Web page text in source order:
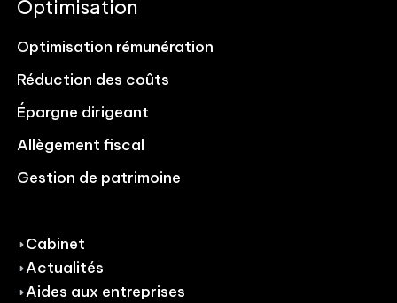
Optimisation
Optimisation rémunération
Réduction des coûts
Épargne dirigeant
Allègement fiscal
Gestion de patrimoine
Cabinet
Actualités
Aides aux entreprises